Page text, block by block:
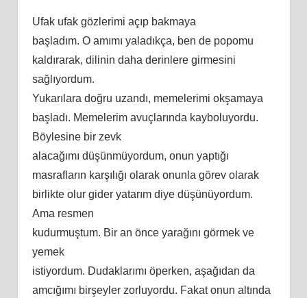
Ufak ufak gözlerimi açıp bakmaya
başladım. O amımı yaladıkça, ben de popomu
kaldırarak, dilinin daha derinlere girmesini
sağlıyordum.
Yukarılara doğru uzandı, memelerimi okşamaya
başladı. Memelerim avuçlarında kayboluyordu.
Böylesine bir zevk
alacağımı düşünmüyordum, onun yaptığı
masrafların karşılığı olarak onunla görev olarak
birlikte olur gider yatarım diye düşünüyordum.
Ama resmen
kudurmuştum. Bir an önce yarağını görmek ve
yemek
istiyordum. Dudaklarımı öperken, aşağıdan da
amcığımı birşeyler zorluyordu. Fakat onun altında